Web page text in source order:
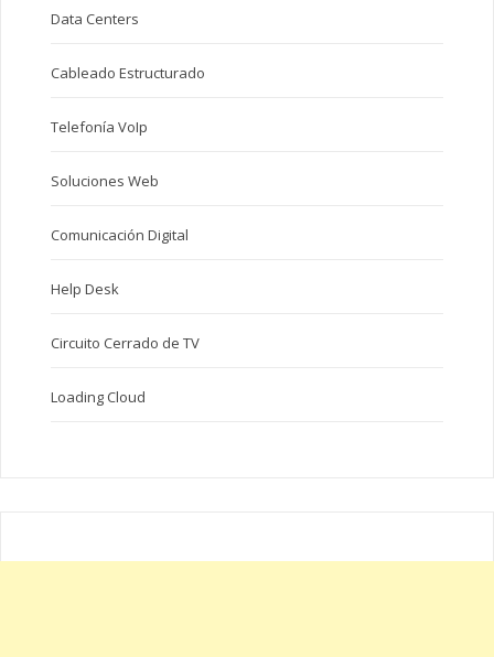
Data Centers
Cableado Estructurado
Telefonía VoIp
Soluciones Web
Comunicación Digital
Help Desk
Circuito Cerrado de TV
Loading Cloud